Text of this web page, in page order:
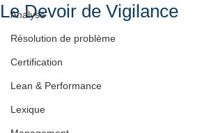
Analyse
Résolution de problème
Certification
Lean & Performance
Lexique
Le Devoir de Vigilance